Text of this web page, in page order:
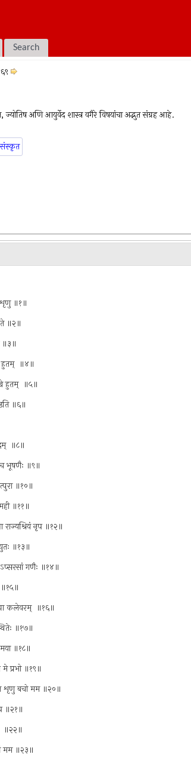
Search
अणि आयुर्वेद शास्त्र वगैरे विषयांचा अद्भुत संग्रह आहे.
संस्कृत
शृणु ॥१॥
ते ॥२॥
॥३॥
हुतम् ‍ ॥४॥
हुतम् ‍ ॥५॥
॥६॥
॥८॥
च भूषणैः ॥९॥
॥१०॥
मही ॥११॥
राज्यश्रियं नृप ॥१२॥
॥१३॥
गणैः ॥१४॥
॥१५॥
कलेवरम् ‍ ॥१६॥
॥१७॥
मया ॥१८॥
मे प्रभो ॥१९॥
शृणु बचो मम ॥२०॥
॥२१॥
॥२२॥
मम ॥२३॥